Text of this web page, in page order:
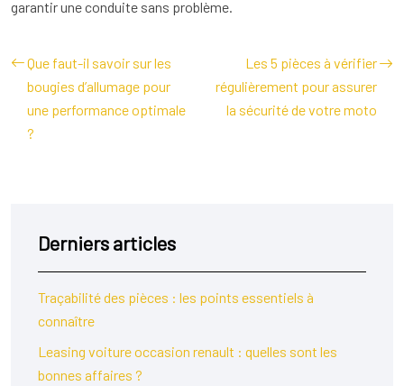
garantir une conduite sans problème.
Que faut-il savoir sur les
bougies d’allumage pour
une performance optimale
?
Les 5 pièces à vérifier
régulièrement pour assurer
la sécurité de votre moto
Derniers articles
Traçabilité des pièces : les points essentiels à
connaître
Leasing voiture occasion renault : quelles sont les
bonnes affaires ?